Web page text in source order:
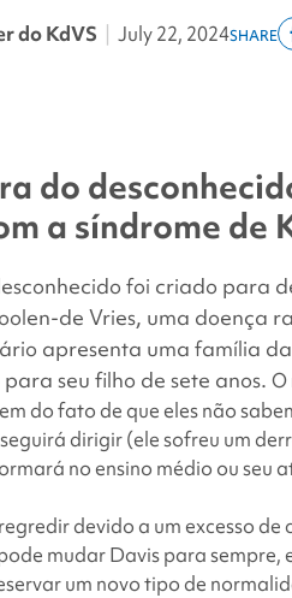
do KdVS July 22, 2024SHARE
do
a síndrome de
foi criado para
de Vries, uma doença
apresenta uma família
seu filho de sete anos. O
do fato de que eles não
dirigir (ele sofreu um
no ensino médio ou
devido a um excesso de
mudar Davis para
um novo tipo de